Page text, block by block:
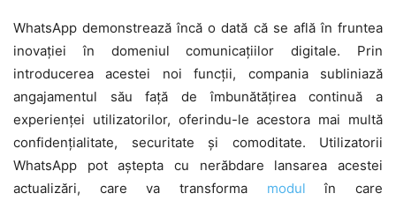
WhatsApp demonstrează încă o dată că se află în fruntea
inovației în domeniul comunicațiilor digitale. Prin
introducerea acestei noi funcții, compania subliniază
angajamentul său față de îmbunătățirea continuă a
experienței utilizatorilor, oferindu-le acestora mai multă
confidențialitate, securitate și comoditate. Utilizatorii
WhatsApp pot aștepta cu nerăbdare lansarea acestei
actualizări, care va transforma modul în care